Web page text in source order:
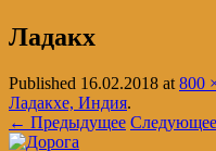
Ладакх
Published 16.02.2018 at 800
Ладакхе, Индия.
← Предыдущее